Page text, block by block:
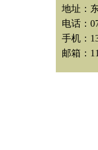
地址：
电话：
手机：
邮箱：